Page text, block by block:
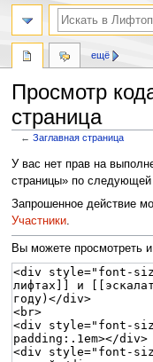
Просмотр
страница
←Заглавная страница
Перейти
к
навигации
Перейти
к
поиску
У вас нет прав на
страницы» по следующей
Запрошенное действие
Участники.
Вы можете просмотреть
ещё